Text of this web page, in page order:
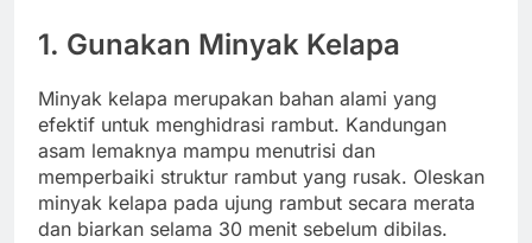
1. Gunakan Minyak Kelapa
Minyak kelapa merupakan bahan alami yang
efektif untuk menghidrasi rambut. Kandungan
asam lemaknya mampu menutrisi dan
memperbaiki struktur rambut yang rusak. Oleskan
minyak kelapa pada ujung rambut secara merata
dan biarkan selama 30 menit sebelum dibilas.